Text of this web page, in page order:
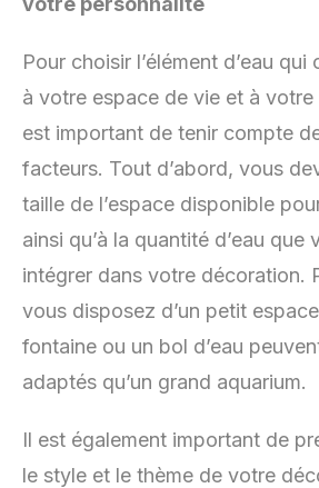
Pour choisir l’élément d’eau
à votre espace de vie et à votre
est important de tenir compte
facteurs. Tout d’abord, vous
taille de l’espace disponible
ainsi qu’à la quantité d’eau que
intégrer dans votre décoration.
vous disposez d’un petit
fontaine ou un bol d’eau
adaptés qu’un grand aquarium.
Il est également important de
le style et le thème de votre